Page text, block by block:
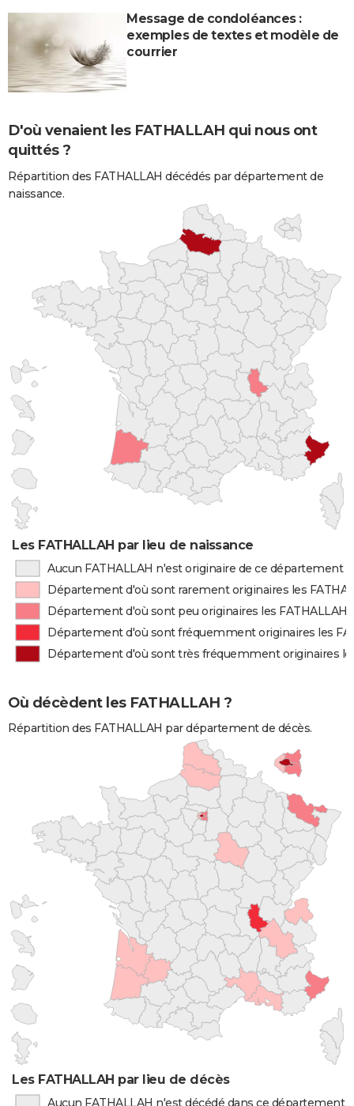
Message de condoléances :
exemples de textes et modèle de
courrier
D'où venaient les FATHALLAH qui nous ont
quittés ?
Répartition des FATHALLAH décédés par département de
naissance.
Les FATHALLAH par lieu de naissance
Aucun FATHALLAH n'est originaire de ce département
Département d'où sont rarement originaires les
Département d'où sont peu originaires les FATHALLAH
Département d'où sont fréquemment originaires les
Département d'où sont très fréquemment originaires
Où décèdent les FATHALLAH ?
Répartition des FATHALLAH par département de décès.
Les FATHALLAH par lieu de décès
Aucun FATHALLAH n'est décédé dans ce département